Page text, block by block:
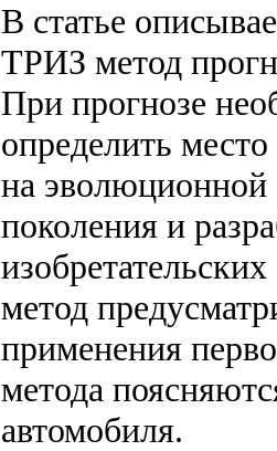
В статье
ТРИЗ метод
При прогнозе
определить
на эволюционной
поколения и
метод
применения
метода
автомобиля.